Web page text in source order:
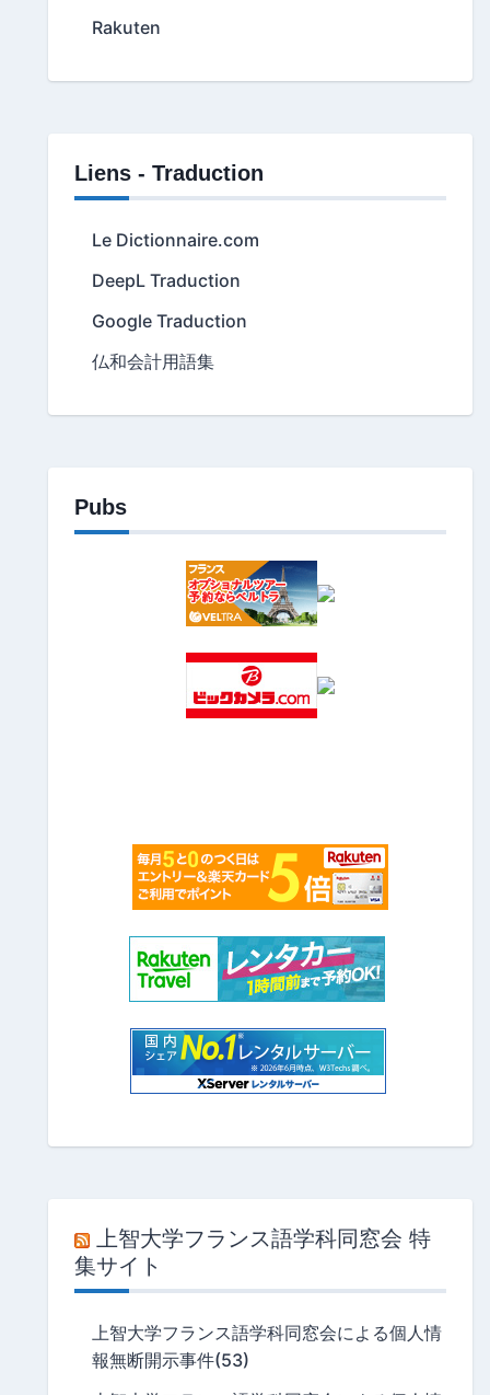
Rakuten
Liens - Traduction
Le Dictionnaire.com
DeepL Traduction
Google Traduction
仏和会計用語集
Pubs
上智大学フランス語学科同窓会 特
集サイト
上智大学フランス語学科同窓会による個人情
報無断開示事件(53)